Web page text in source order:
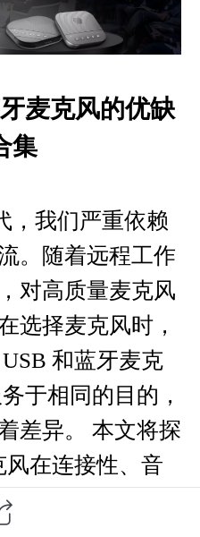
麦克风的优缺
集
我们严重依赖
。
随着远程工作
对高质量麦克风
选择麦克风时，
USB 和蓝牙麦克
于相同的目的，
差异。 本文将探
风在连接性、音
别。